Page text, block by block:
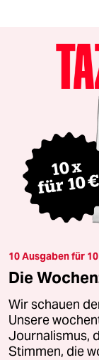
10 Ausgaben für
Die
Wir schauen
Unsere
Journalismus,
Stimmen, die